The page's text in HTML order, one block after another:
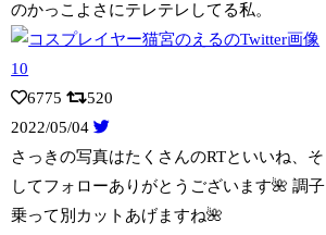
のかっこよさにテレテレしてる私。
6775
520
2022/05/04
さっきの写真はたくさんのRTといいね、そ
してフォローありがとうございます🌺 調子
乗って別カットあげますね🌺